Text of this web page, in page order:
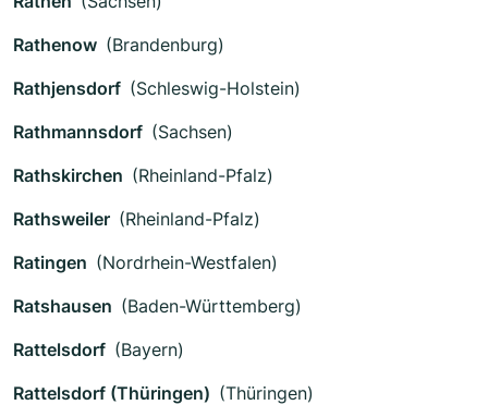
Rathenow (Brandenburg)
Rathjensdorf (Schleswig-Holstein)
Rathmannsdorf (Sachsen)
Rathskirchen (Rheinland-Pfalz)
Rathsweiler (Rheinland-Pfalz)
Ratingen (Nordrhein-Westfalen)
Ratshausen (Baden-Württemberg)
Rattelsdorf (Bayern)
Rattelsdorf (Thüringen) (Thüringen)